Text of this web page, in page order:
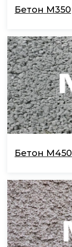
Бетон М350
Бетон М450